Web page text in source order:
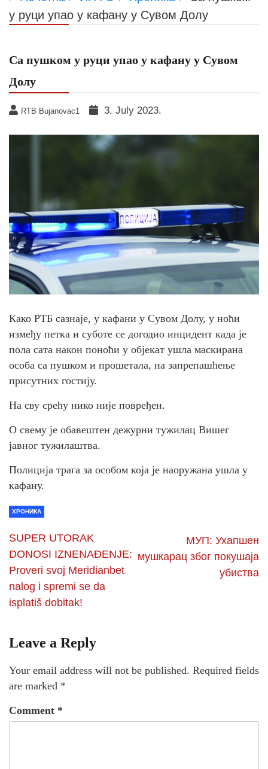
у руци упао у кафану у Сувом Долу
Са пушком у руци упао у кафану у Сувом
Долу
RTB Bujanovac1 3. July 2023.
Како РТБ сазнаје, у кафани у Сувом Долу, у ноћи
између петка и суботе се догодио инцидент када је
пола сата након поноћи у објекат ушла маскирана
особа са пушком и прошетала, на запрепашћење
присутних гостију.
На сву срећу нико није повређен.
О свему је обавештен дежурни тужилац Вишег
јавног тужилаштва.
Полиција трага за особом која је наоружана ушла у
кафану.
ХРОНИКА
SUPER UTORAK
DONOSI IZNENAĐENJE:
Proveri svoj Meridianbet
nalog i spremi se da
isplatiš dobitak!
МУП: Ухапшен
мушкарац због покушаја
убиства
Leave a Reply
Your email address will not be published. Required fields
are marked *
Comment *